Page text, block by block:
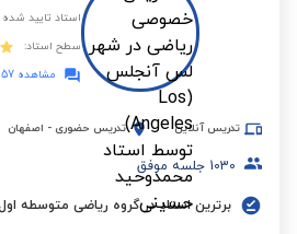
استاد تایید شده
سطح استاد:
مشاهده 57 دیدگاه
تدریس آنلاین تدریس حضوری - اصفهان
1030 جلسه موفق
برترین استاد در گروه ریاضی متوسطه اول در